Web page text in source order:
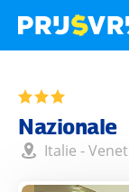
Nazionale
Italie -